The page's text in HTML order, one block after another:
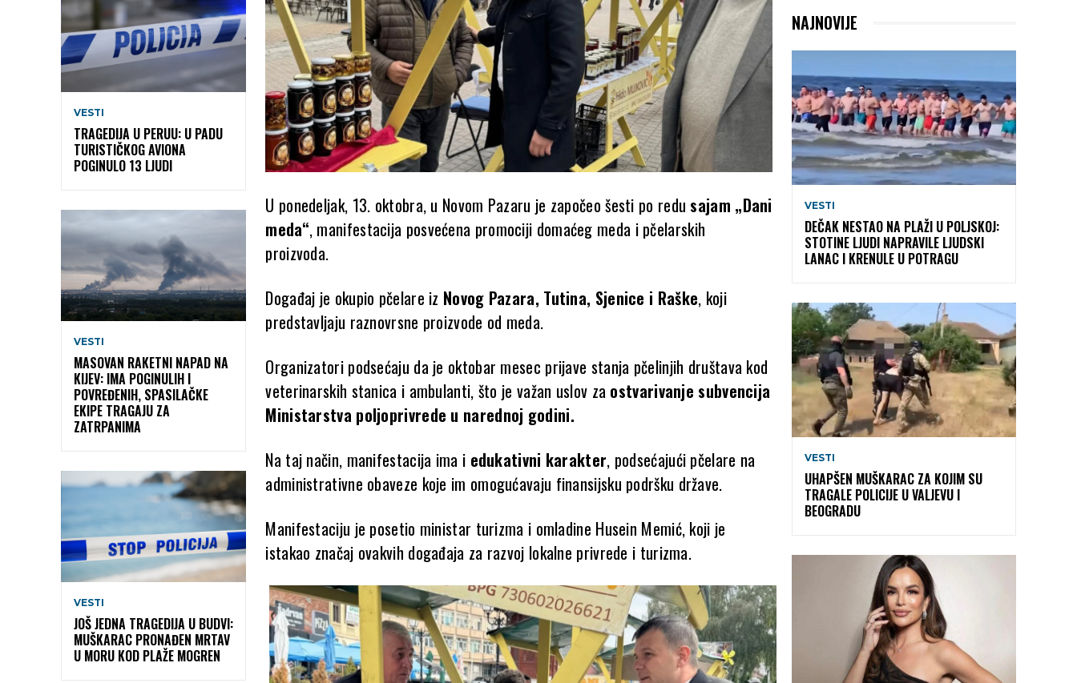
VESTI
TRAGEDIJA U PERUU: U PADU
TURISTIČKOG AVIONA
POGINULO 13 LJUDI
VESTI
MASOVAN RAKETNI NAPAD NA
KIJEV: IMA POGINULIH I
POVREĐENIH, SPASILAČKE
EKIPE TRAGAJU ZA
ZATRPANIMA
VESTI
JOŠ JEDNA TRAGEDIJA U BUDVI:
MUŠKARAC PRONAĐEN MRTAV
U MORU KOD PLAŽE MOGREN
U ponedeljak, 13. oktobra, u Novom Pazaru je započeo šesti po redu sajam „Dani
meda“, manifestacija posvećena promociji domaćeg meda i pčelarskih
proizvoda.
Događaj je okupio pčelare iz Novog Pazara, Tutina, Sjenice i Raške, koji
predstavljaju raznovrsne proizvode od meda.
Organizatori podsećaju da je oktobar mesec prijave stanja pčelinjih društava kod
veterinarskih stanica i ambulanti, što je važan uslov za ostvarivanje subvencija
Ministarstva poljoprivrede u narednoj godini.
Na taj način, manifestacija ima i edukativni karakter, podsećajući pčelare na
administrativne obaveze koje im omogućavaju finansijsku podršku države.
Manifestaciju je posetio ministar turizma i omladine Husein Memić, koji je
istakao značaj ovakvih događaja za razvoj lokalne privrede i turizma.
NAJNOVIJE
VESTI
DEČAK NESTAO NA PLAŽI U POLJSKOJ:
STOTINE LJUDI NAPRAVILE LJUDSKI
LANAC I KRENULE U POTRAGU
VESTI
UHAPŠEN MUŠKARAC ZA KOJIM SU
TRAGALE POLICIJE U VALJEVU I
BEOGRADU